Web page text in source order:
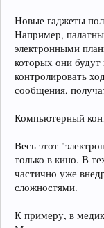
Новые гаджеты
Например,
электронными
которых они будут
контролировать
сообщения,
Компьютерный
Весь этот
только в кино. В
частично уже
сложностями.
К примеру, в